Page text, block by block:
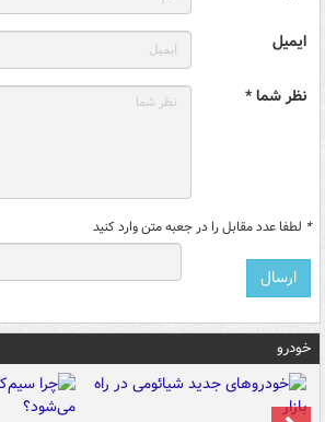
ایمیل
نظر شما *
* لطفا عدد مقابل را در جعبه متن وارد کنید
خودرو